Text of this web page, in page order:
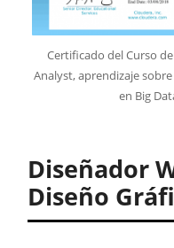
Certificado del Curso
Analyst, aprendizaje
en Big
Diseñador
Diseño